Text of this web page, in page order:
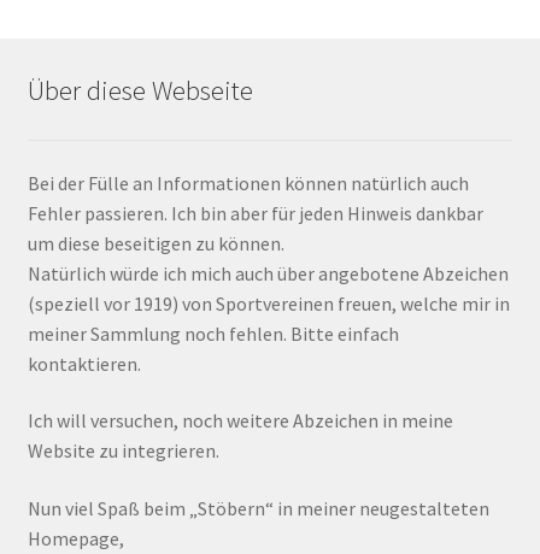
Über diese Webseite
Bei der Fülle an Informationen können natürlich auch
Fehler passieren. Ich bin aber für jeden Hinweis dankbar
um diese beseitigen zu können.
Natürlich würde ich mich auch über angebotene Abzeichen
(speziell vor 1919) von Sportvereinen freuen, welche mir in
meiner Sammlung noch fehlen. Bitte einfach
kontaktieren.
Ich will versuchen, noch weitere Abzeichen in meine
Website zu integrieren.
Nun viel Spaß beim „Stöbern“ in meiner neugestalteten
Homepage,